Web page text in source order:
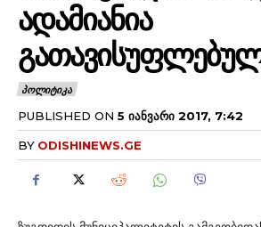
ᲐᲓᲐᲛᲘᲐᲜᲘᲐ
ᲞᲝᲚᲘᲢᲘᲙᲐ
PUBLISHED ON 5 ᲘᲐᲜᲕᲐᲠᲘ 2017, 7:42
BY ODISHINEWS.GE